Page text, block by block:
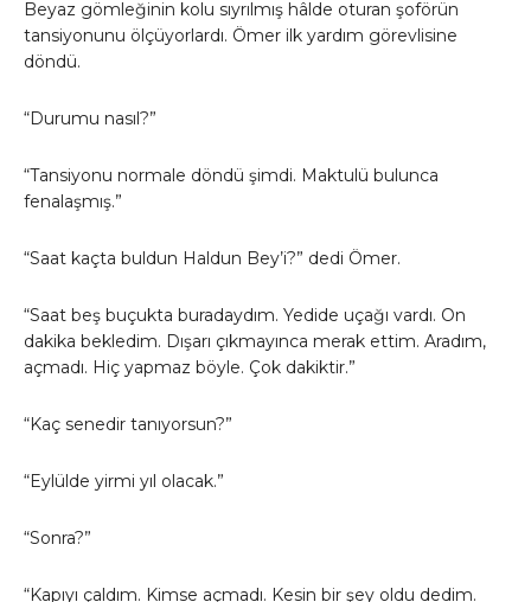
Beyaz gömleğinin kolu sıyrılmış hâlde oturan şoförün
tansiyonunu ölçüyorlardı. Ömer ilk yardım görevlisine
döndü.
“Durumu nasıl?”
“Tansiyonu normale döndü şimdi. Maktulü bulunca
fenalaşmış.”
“Saat kaçta buldun Haldun Bey’i?” dedi Ömer.
“Saat beş buçukta buradaydım. Yedide uçağı vardı. On
dakika bekledim. Dışarı çıkmayınca merak ettim. Aradım,
açmadı. Hiç yapmaz böyle. Çok dakiktir.”
“Kaç senedir tanıyorsun?”
“Eylülde yirmi yıl olacak.”
“Sonra?”
“Kapıyı çaldım. Kimse açmadı. Kesin bir şey oldu dedim.